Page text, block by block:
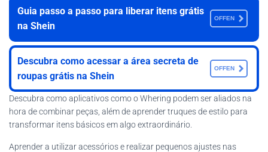
Guia passo a passo para liberar itens grátis
na Shein
OFFEN
Descubra como acessar a área secreta de
roupas grátis na Shein
OFFEN
Descubra como aplicativos como o Whering podem ser aliados na
hora de combinar peças, além de aprender truques de estilo para
transformar itens básicos em algo extraordinário.
Aprender a utilizar acessórios e realizar pequenos ajustes nas